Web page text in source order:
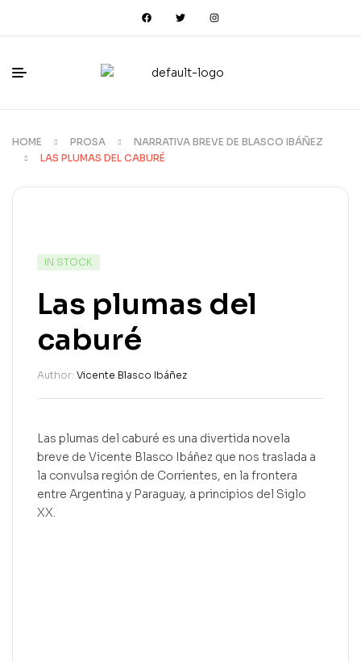
HOME PROSA
NARRATIVA BREVE DE BLASCO IBÁÑEZ
LAS PLUMAS DEL CABURÉ
IN STOCK
Las plumas del
caburé
Author: Vicente Blasco Ibáñez
Las plumas del caburé es una divertida novela
breve de Vicente Blasco Ibáñez que nos traslada a
la convulsa región de Corrientes, en la frontera
entre Argentina y Paraguay, a principios del Siglo
XX.